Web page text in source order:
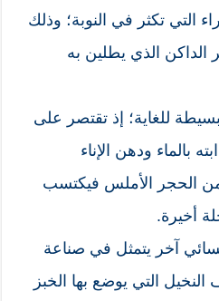
التي تكثر في النوبة؛ وذلك
الداكن الذي يطلين به
للغاية؛ إذ تقتصر على
بالماء ودهن الإناء
الحجر الأملس فيكتسب
أخيرة.
آخر يتمثل في صناعة
التي يوضع بها الخبز